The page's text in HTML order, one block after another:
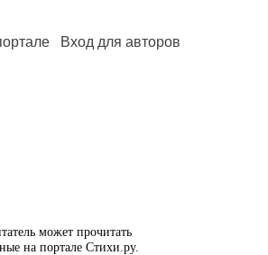
Вход для авторов
может прочитать
на портале Стихи.ру.